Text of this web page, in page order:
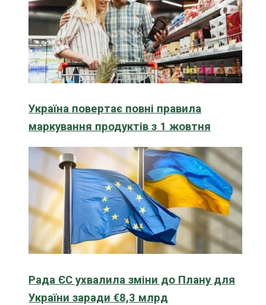
Україна повертає повні правила
маркування продуктів з 1 жовтня
Рада ЄС ухвалила зміни до Плану для
України заради €8,3 млрд